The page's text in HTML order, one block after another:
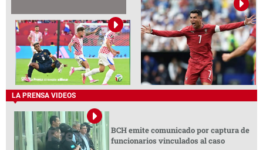
LA PRENSA VIDEOS
BCH emite comunicado por captura de
funcionarios vinculados al caso